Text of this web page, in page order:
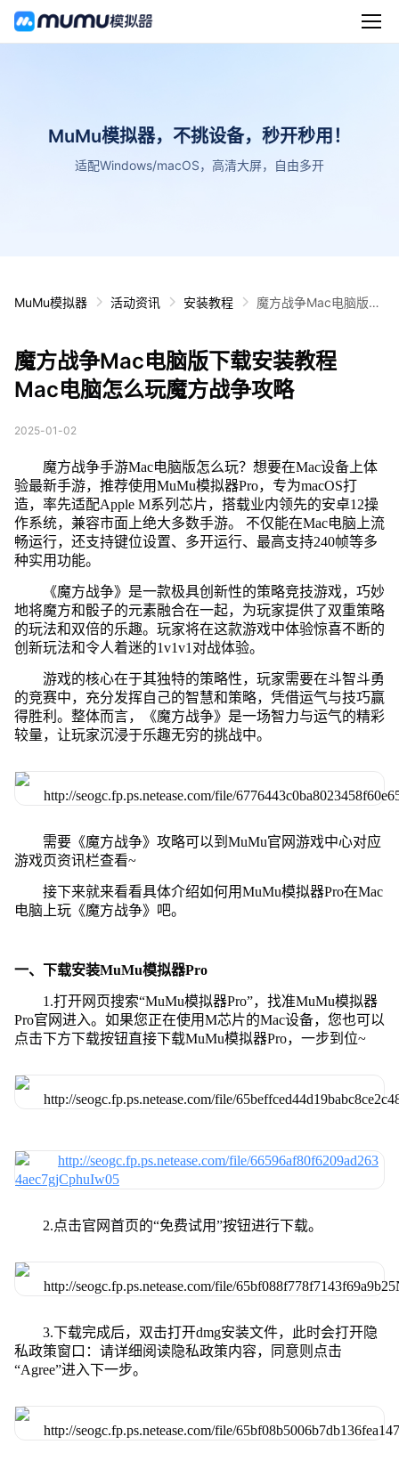
MuMu模拟器，不挑设备，秒开秒用！
适配Windows/macOS，高清大屏，自由多开
MuMu模拟器 活动资讯 安装教程
魔方战争Mac电脑版下
魔方战争Mac电脑版下载安装教程
Mac电脑怎么玩魔方战争攻略
2025-01-02
魔方战争手游Mac电脑版怎么玩？想要在Mac设备上体
验最新手游，推荐使用MuMu模拟器Pro，专为macOS打
造，率先适配Apple M系列芯片，搭载业内领先的安卓12操
作系统，兼容市面上绝大多数手游。 不仅能在Mac电脑上流
畅运行，还支持键位设置、多开运行、最高支持240帧等多
种实用功能。
《魔方战争》是一款极具创新性的策略竞技游戏，巧妙
地将魔方和骰子的元素融合在一起，为玩家提供了双重策略
的玩法和双倍的乐趣。玩家将在这款游戏中体验惊喜不断的
创新玩法和令人着迷的1v1v1对战体验。
游戏的核心在于其独特的策略性，玩家需要在斗智斗勇
的竞赛中，充分发挥自己的智慧和策略，凭借运气与技巧赢
得胜利。整体而言，《魔方战争》是一场智力与运气的精彩
较量，让玩家沉浸于乐趣无穷的挑战中。
需要《魔方战争》攻略可以到MuMu官网游戏中心对应
游戏页资讯栏查看~
接下来就来看看具体介绍如何用MuMu模拟器Pro在Mac
电脑上玩《魔方战争》吧。
一、下载安装MuMu模拟器Pro
1.打开网页搜索“MuMu模拟器Pro”，找准MuMu模拟器
Pro官网进入。如果您正在使用M芯片的Mac设备，您也可以
点击下方下载按钮直接下载MuMu模拟器Pro，一步到位~
2.点击官网首页的“免费试用”按钮进行下载。
3.下载完成后，双击打开dmg安装文件，此时会打开隐
私政策窗口：请详细阅读隐私政策内容，同意则点击
“Agree”进入下一步。